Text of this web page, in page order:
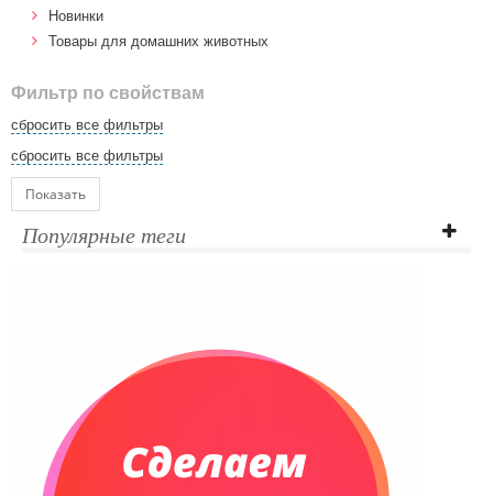
Новинки
Товары для домашних животных
Фильтр по свойствам
сбросить все фильтры
сбросить все фильтры
Показать
Популярные теги